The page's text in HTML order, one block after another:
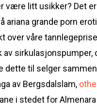
være litt usikker? Det er
ariana grande porn
over våre
sirkulasjonspumper,
dette til selger sammen
av Bergsdalslam,
i stedet for